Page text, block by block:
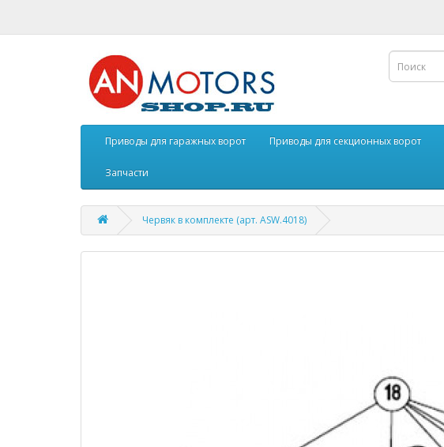
Приводы для гаражных ворот Приводы для секционных ворот
Запчасти
Червяк в комплекте (арт. ASW.4018)